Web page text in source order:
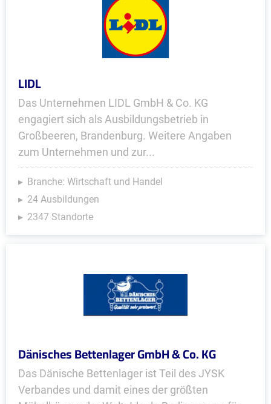
LIDL
Das Unternehmen LIDL GmbH & Co. KG
engagiert sich als Ausbildungsbetrieb in
Großbeeren, Brandenburg. Weitere Angaben
zum Unternehmen und zur...
Branche: Wirtschaft und Handel
24 Ausbildungen
2347 Standorte
Dänisches Bettenlager GmbH & Co. KG
Das Dänische Bettenlager ist Teil des JYSK
Verbandes und damit eines der größten